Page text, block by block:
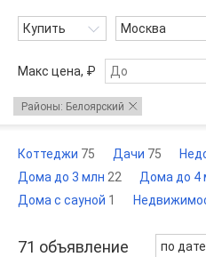
Купить Москва
Макс цена, ₽
Районы: Белоярский
Коттеджи 75 Дачи 75
Дома до 3 млн 22 Дома до 4
Дома с сауной 1
71 объявление по